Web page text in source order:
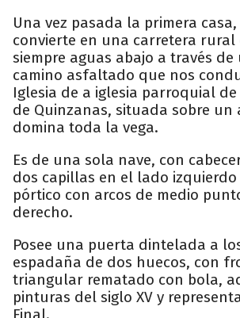
Una vez pasada la primera
convierte en una carretera rural
siempre aguas abajo a través
camino asfaltado que nos
Iglesia de a iglesia parroquial
de Quinzanas, situada sobre un
domina toda la vega.
Es de una sola nave, con
dos capillas en el lado
pórtico con arcos de medio
derecho.
Posee una puerta dintelada a
espadaña de dos huecos, con
triangular rematado con bola,
pinturas del siglo XV y
Final.